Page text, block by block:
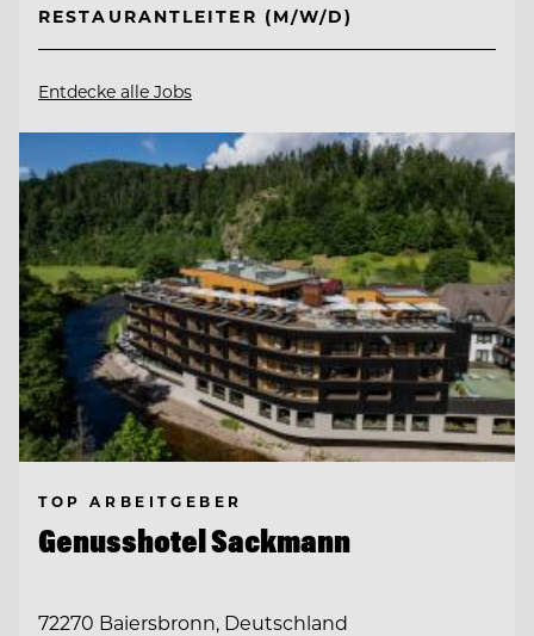
RESTAURANTLEITER (M/W/D)
Entdecke alle Jobs
TOP ARBEITGEBER
Genusshotel Sackmann
72270 Baiersbronn, Deutschland